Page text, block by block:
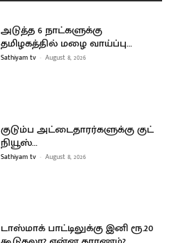
அடுத்த 6 நாட்களுக்கு
தமிழகத்தில் மழை வாய்ப்பு…
Sathiyam tv - August 8, 2026
குடும்ப அட்டைதாரர்களுக்கு குட்
நியூஸ்…
Sathiyam tv - August 8, 2026
டாஸ்மாக் பாட்டிலுக்கு இனி ரூ.20